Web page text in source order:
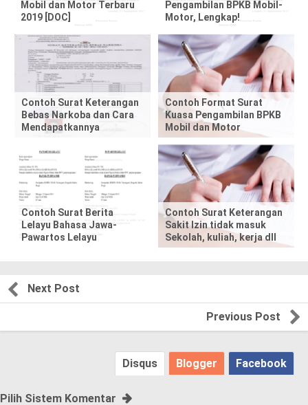
h
i
o
t
,
p
e
!
Mobil dan Motor Terbaru
2019 [DOC]
Pengambilan BPKB Mobil-
Motor, Lengkap!
Contoh Surat Keterangan
Bebas Narkoba dan Cara
Mendapatkannya
Contoh Format Surat
Kuasa Pengambilan BPKB
Mobil dan Motor
Contoh Surat Berita
Lelayu Bahasa Jawa-
Pawartos Lelayu
Contoh Surat Keterangan
Sakit Izin tidak masuk
Sekolah, kuliah, kerja dll
Next Post
Previous Post
Facebook
Blogger
Disqus
Pilih Sistem Komentar